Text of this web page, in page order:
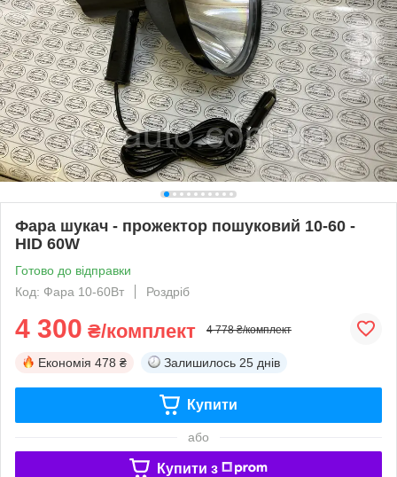
Фара шукач - прожектор пошуковий 10-60 -
HID 60W
Готово до відправки
Код: Фара 10-60Вт
Роздріб
4 300 ₴/комплект 4 778 ₴/комплект
Економія 478 ₴ Залишилось 25 днів
Купити
або
Купити з